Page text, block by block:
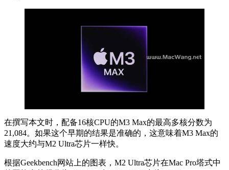
在撰写本文时，配备16核CPU的M3 Max的最高多核分数为
21,084。如果这个早期的结果是准确的，这意味着M3 Max的
速度大约与M2 Ultra芯片一样快。
根据Geekbench网站上的图表，M2 Ultra芯片在Mac Pro塔式中